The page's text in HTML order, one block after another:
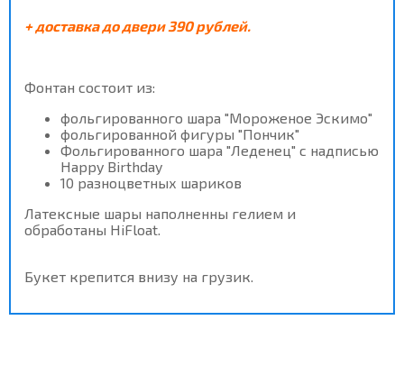
+ доставка до двери 390 рублей.
Фонтан состоит из:
фольгированного шара "Мороженое Эскимо"
фольгированной фигуры "Пончик"
Фольгированного шара "Леденец" с надписью
Happy Birthday
10 разноцветных шариков
Латексные шары наполненны гелием и
обработаны HiFloat.
Букет крепится внизу на грузик.